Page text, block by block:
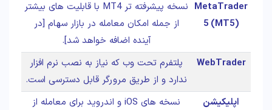
MetaTrader
5 (MT5)
نسخه پیشرفته تر MT4 با قابلیت های بیشتر
از جمله امکان معامله در بازار سهام [در
آینده اضافه خواهد شد].
WebTrader
پلتفرم تحت وب که نیاز به نصب نرم افزار
ندارد و از طریق مرورگر قابل دسترسی است.
اپلیکیشن
نسخه های iOS و اندروید برای معامله از